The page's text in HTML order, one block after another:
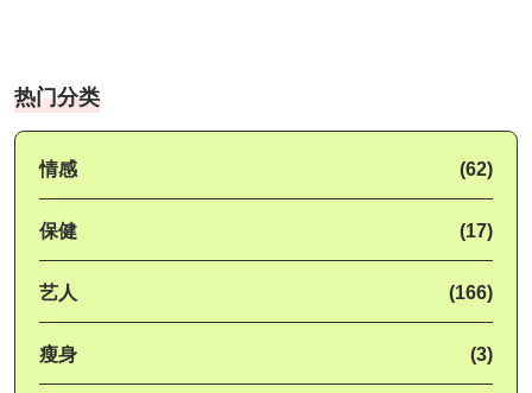
热门分类
情感 (62)
保健 (17)
艺人 (166)
瘦身 (3)